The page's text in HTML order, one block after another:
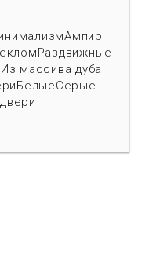
Ампир
Раздвижные
Из массива дуба
БелыеСерые